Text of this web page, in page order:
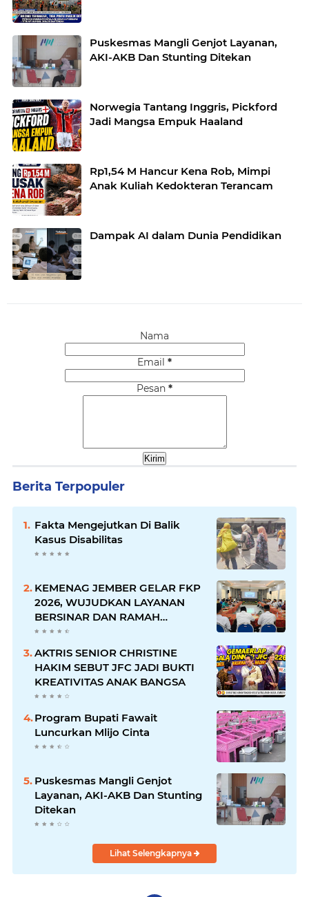
Puskesmas Mangli Genjot Layanan,
AKI-AKB Dan Stunting Ditekan
Norwegia Tantang Inggris, Pickford
Jadi Mangsa Empuk Haaland
Rp1,54 M Hancur Kena Rob, Mimpi
Anak Kuliah Kedokteran Terancam
Dampak AI dalam Dunia Pendidikan
Nama
Email *
Pesan *
Berita Terpopuler
Fakta Mengejutkan Di Balik
Kasus Disabilitas
KEMENAG JEMBER GELAR FKP
2026, WUJUDKAN LAYANAN
BERSINAR DAN RAMAH
DISABILITAS
AKTRIS SENIOR CHRISTINE
HAKIM SEBUT JFC JADI BUKTI
KREATIVITAS ANAK BANGSA
Program Bupati Fawait
Luncurkan Mlijo Cinta
Puskesmas Mangli Genjot
Layanan, AKI-AKB Dan Stunting
Ditekan
Lihat Selengkapnya